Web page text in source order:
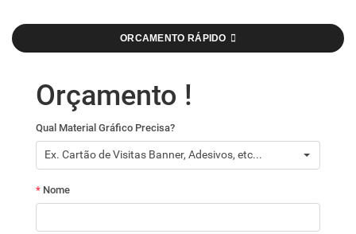
ORCAMENTO RÁPIDO